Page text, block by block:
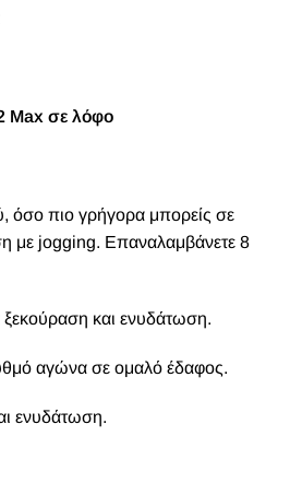
Max σε λόφο
όσο πιο γρήγορα μπορείς σε
με jogging. Επαναλαμβάνετε 8
ξεκούραση και ενυδάτωση.
αγώνα σε ομαλό έδαφος.
ενυδάτωση.